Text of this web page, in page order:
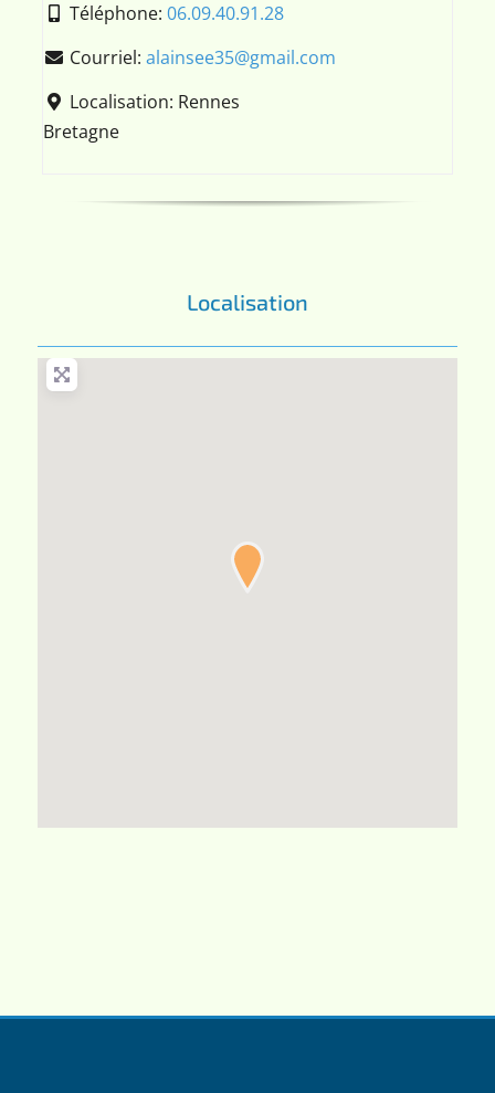
Téléphone:06.09.40.91.28
Courriel:alainsee35@gmail.com
Localisation: Rennes
Bretagne
Localisation